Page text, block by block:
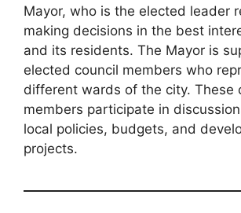
Mayor, who is the elected leader
making decisions in the best
and its residents. The Mayor is
elected council members who
different wards of the city. These
members participate in
local policies, budgets, and
projects.